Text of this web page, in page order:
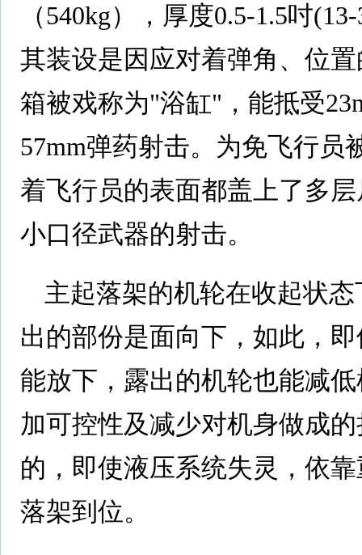
（540kg），厚度0.5-1.5吋
其装设是因应对着弹角、位
箱被戏称为"浴缸"，能抵受
57mm弹药射击。为免飞行员
着飞行员的表面都盖上了多
小口径武器的射击。
主起落架的机轮在收起状
出的部份是面向下，如此，
能放下，露出的机轮也能减
加可控性及减少对机身做成
的，即使液压系统失灵，依
落架到位。